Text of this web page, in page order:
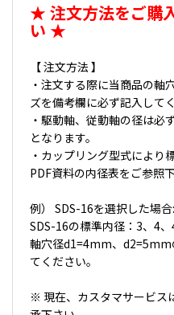
★ 注文方法をご購
い ★
【 注文方法 】
・注文する際に当商品の軸
ズを備考欄に必ず記入して
・駆動軸、従動軸の径は必
となります。
・カップリング型式により
PDF資料の内径表をご参照下
例） SDS-16を選択した場合:
SDS-16の標準内径：3、4
軸穴径d1=4mm、d2=5mm
てください。
※ 現在、カスタマサービス